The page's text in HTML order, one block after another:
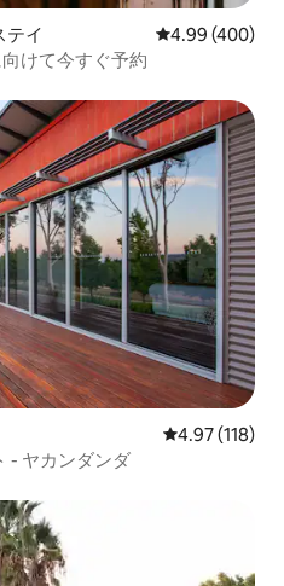
テイ レビュー400
4.99 (400)
けて今すぐ予約
。
レビュー118
4.97 (118)
- ヤカンダンダ